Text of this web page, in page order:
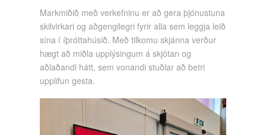
Markmiðið með verkefninu er að gera þjónustuna
skilvirkari og aðgengilegri fyrir alla sem leggja leið
sína í íþróttahúsið. Með tilkomu skjánna verður
hægt að miðla upplýsingum á skjótan og
aðlaðandi hátt, sem vonandi stuðlar að betri
upplifun gesta.